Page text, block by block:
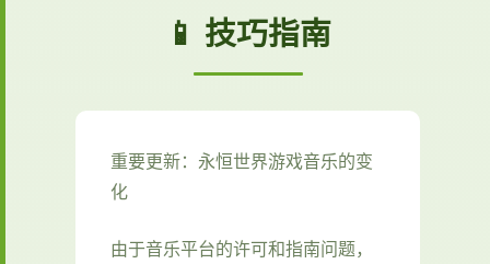
📱 技巧指南
重要更新：永恒世界游戏音乐的变
化
由于音乐平台的许可和指南问题，